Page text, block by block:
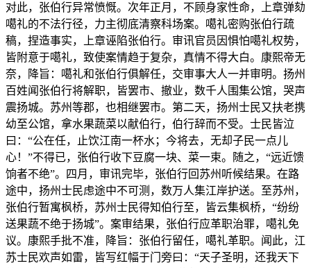
对此，张伯行异常愤慨。次年正月，不顾身家性命，上章弹劾
噶礼的不法行径，力主彻底清察科场案。噶礼密购张伯行疏
稿，捏造事实，上章诬陷张伯行。审讯官员因惧怕噶礼权势，
皆附意于噶礼，致使案情趋于复杂，真情不得大白。康熙帝无
奈，降旨：噶礼和张伯行俱解任，交审事大人一并审明。扬州
百姓闻张伯行将解职，皆罢市、撤业，数千人围集公馆，哭声
震扬城。苏州等郡，也相继罢市。第二天，扬州士民又扶老携
幼至公馆，拿水果蔬菜以献伯行，伯行辞而不受。士民皆泣
曰：“公在任，止饮江南一杯水；今将去，无却子民一点儿
心！”不得已，张伯行收下豆腐一块、菜一束。随之，“远近馈
饷者不绝”。四月，审讯完毕，张伯行回苏州听候结果。在路
途中，扬州士民虑途中不可测，数万人集江岸护送。至苏州，
张伯行暂寓枫桥，苏州士民得知伯行至，皆云集枫桥，“纷纷
送果蔬不绝于扬城”。案审结果，张伯行应革职治罪，噶礼免
议。康熙手批不准，降旨：张伯行留任，噶礼革职。闻此，江
苏士民欢声如雷，皆写红幅于门旁曰：“天子圣明，还我天下